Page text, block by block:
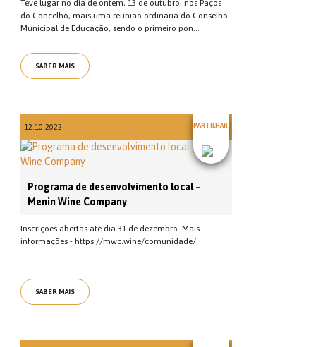
Teve lugar no dia de ontem, 13 de outubro, nos Paços
do Concelho, mais uma reunião ordinária do Conselho
Municipal de Educação, sendo o primeiro pon...
SABER MAIS
12.10.2022 PARTILHAR
Programa de desenvolvimento local –
Menin Wine Company
Inscrições abertas até dia 31 de dezembro. Mais
informações - https://mwc.wine/comunidade/
SABER MAIS